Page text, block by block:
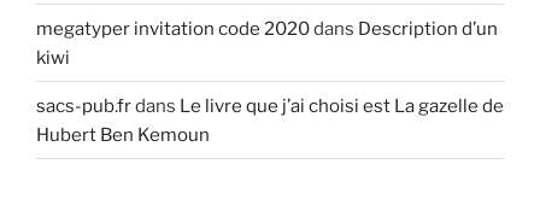
megatyper invitation code 2020dans Description d’un
kiwi
sacs-pub.frdans Le livre que j’ai choisi est La gazelle de
Hubert Ben Kemoun